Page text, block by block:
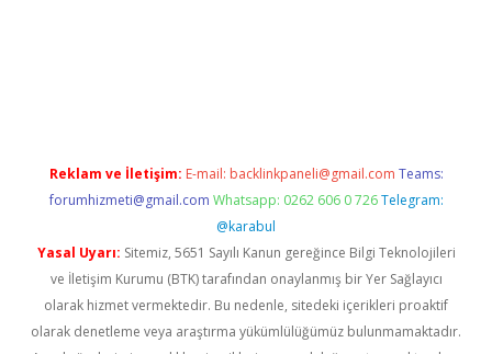
Reklam ve İletişim: E-mail: backlinkpaneli@gmail.com Teams:
forumhizmeti@gmail.com Whatsapp: 0262 606 0 726 Telegram:
@karabul
Yasal Uyarı: Sitemiz, 5651 Sayılı Kanun gereğince Bilgi Teknolojileri
ve İletişim Kurumu (BTK) tarafından onaylanmış bir Yer Sağlayıcı
olarak hizmet vermektedir. Bu nedenle, sitedeki içerikleri proaktif
olarak denetleme veya araştırma yükümlülüğümüz bulunmamaktadır.